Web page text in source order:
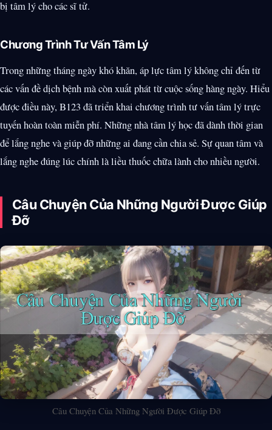
bị tâm lý cho các sĩ tử.
Chương Trình Tư Vấn Tâm Lý
Trong những tháng ngày khó khăn, áp lực tâm lý không chỉ đến từ
các vấn đề dịch bệnh mà còn xuất phát từ cuộc sống hàng ngày. Hiểu
được điều này, B123 đã triển khai chương trình tư vấn tâm lý trực
tuyến hoàn toàn miễn phí. Những nhà tâm lý học đã dành thời gian
để lắng nghe và giúp đỡ những ai đang cần chia sẻ. Sự quan tâm và
lắng nghe đúng lúc chính là liều thuốc chữa lành cho nhiều người.
Câu Chuyện Của Những Người Được Giúp
Đỡ
Câu Chuyện Của Những Người Được Giúp Đỡ